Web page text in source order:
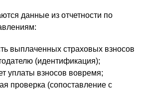
данные из отчетности по
выплаченных страховых взносов
(идентификация);
уплаты взносов вовремя;
проверка (сопоставление с